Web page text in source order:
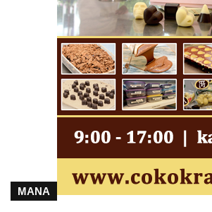
Mikulášovicích
Hammerberský kříž na křižovatce mezi
domy čp. 739 a 758 v Mikulášovicích
Kříž Johannese Herlta poblíž domu čp. 428
v Mikulášovicích
Drascheho kříž na zahradě domu čp. 915 v
Mikulášovicích
Hampelův kříž západně od dolního nádraží
v Mikulášovicích
MANA